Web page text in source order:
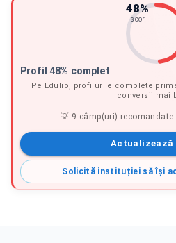
48%
scor
Profil 48% complet
Pe Edulio, profilurile complete
conversii mai
💡 9 câmp(uri) recomandate
Actualizează
Solicită instituției să își